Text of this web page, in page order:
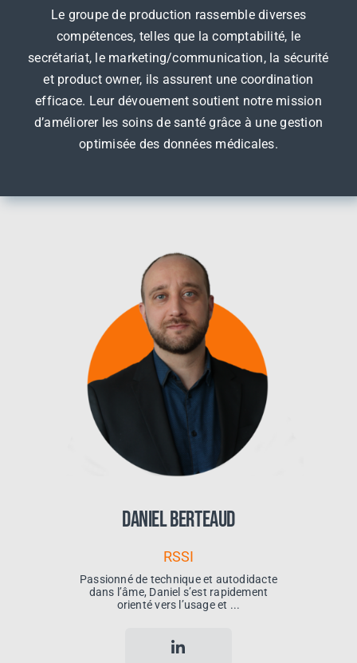
Le groupe de production rassemble diverses
compétences, telles que la comptabilité, le
secrétariat, le marketing/communication, la sécurité
et product owner, ils assurent une coordination
efficace. Leur dévouement soutient notre mission
d’améliorer les soins de santé grâce à une gestion
optimisée des données médicales.
Daniel Berteaud
RSSI
Passionné de technique et autodidacte
dans l’âme, Daniel s’est rapidement
orienté vers l’usage et ...